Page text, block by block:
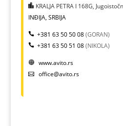
KRALJA PETRA I 168G,
INĐIJA, SRBIJA
+381 63 50 50 08(GORAN)
+381 63 50 51 08(NIKOLA)
www.avito.rs
office@avito.rs